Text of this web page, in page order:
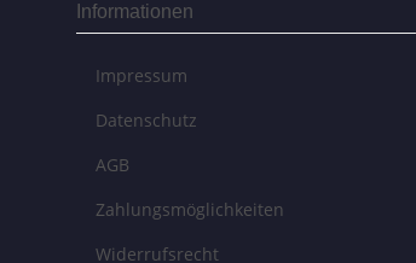
Informationen
Impressum
Datenschutz
AGB
Zahlungsmöglichkeiten
Widerrufsrecht